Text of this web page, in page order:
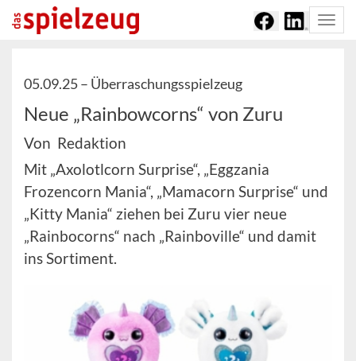
05.09.25 – Überraschungsspielzeug
Neue „Rainbowcorns“ von Zuru
Von Redaktion
Mit „Axolotlcorn Surprise“, „Eggzania
Frozencorn Mania“, „Mamacorn Surprise“ und
„Kitty Mania“ ziehen bei Zuru vier neue
„Rainbocorns“ nach „Rainboville“ und damit
ins Sortiment.